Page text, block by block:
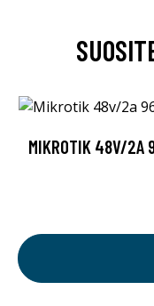
MIKROTIK 48V/2A